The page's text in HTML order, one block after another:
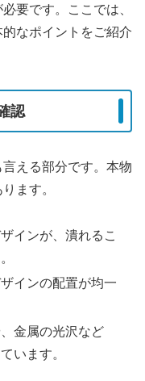
要です。ここでは、
なポイントをご紹介
認
える部分です。本物
ます。
インが、潰れるこ
インの配置が均一
金属の光沢など
います。